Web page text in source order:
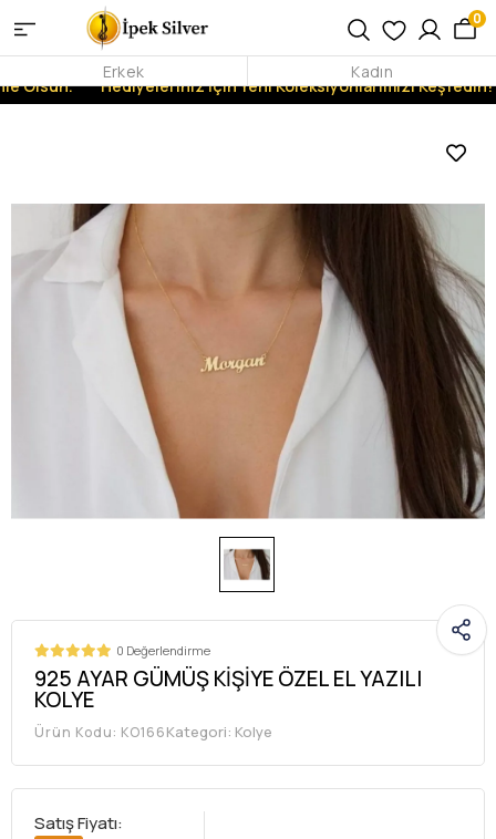
Olsun. Hediyeleriniz İçin Yeni Koleksiyonlarımızı Keşfedin!
0
Erkek Kadın
0 Değerlendirme
925 AYAR GÜMÜŞ KİŞİYE ÖZEL EL YAZILI
KOLYE
Ürün Kodu: KO166Kategori: Kolye
Satış Fiyatı: